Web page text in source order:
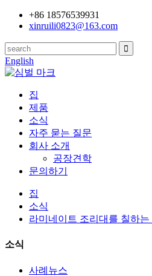
+86 18576539931
xinruili0823@163.com
English
집
제품
소식
자주 묻는 질문
회사 소개
공장견학
문의하기
집
소식
라미네이트 조리대를 칠하
소식
사례뉴스